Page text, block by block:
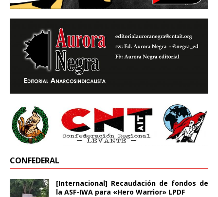
CONFEDERAL
[Internacional] Recaudación de fondos de
la ASF-IWA para «Hero Warrior» LPDF